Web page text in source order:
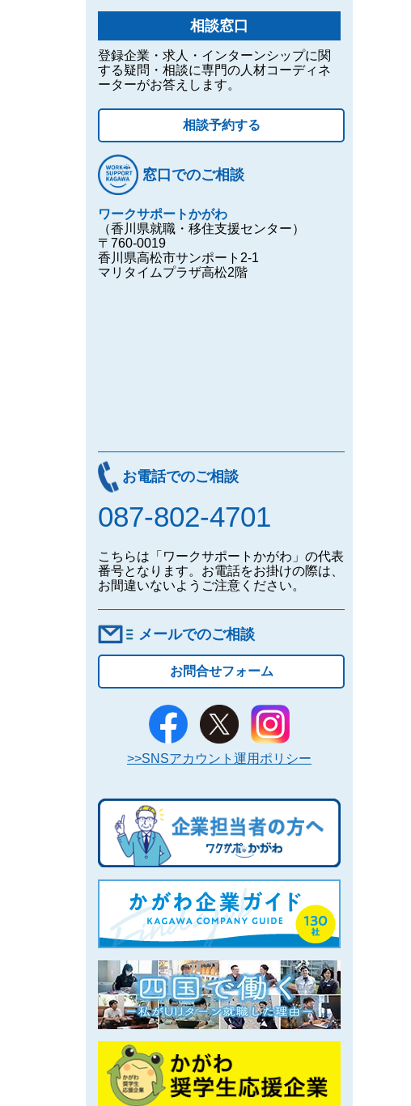
相談窓口
登録企業・求人・インターンシップに関
する疑問・相談に専門の人材コーディネ
ーターがお答えします。
相談予約する
窓口でのご相談
ワークサポートかがわ
（香川県就職・移住支援センター）
〒760-0019
香川県高松市サンポート2-1
マリタイムプラザ高松2階
お電話でのご相談
087-802-4701
こちらは「ワークサポートかがわ」の代表
番号となります。お電話をお掛けの際は、
お間違いないようご注意ください。
メールでのご相談
お問合せフォーム
>>SNSアカウント運用ポリシー